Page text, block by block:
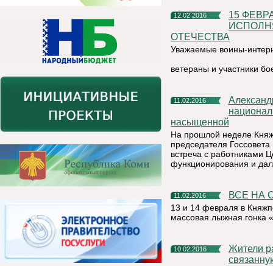
12.02.2016
15 ФЕВРАЛЯ - ДЕНЬ ПАМЯТИ О РОССИЯНАХ,
ОТЕЧЕСТВА
Уважаемые воины-
ветераны и участники
11.02.2016
Александр Макаренко встретился с коллективом Центра
насыщенной
На прошлой неделе
председателя
встреча с работниками
функционирования и
11.02.2016 ВСЕ НА
13 и 14 февраля в
массовая лыжная гонка
10.02.2016
Жители района могут анонимно сообщать информацию,